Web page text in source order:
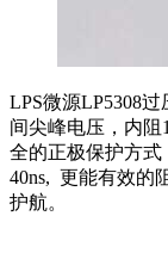
LPS微源LP5308
间尖峰电压，内
全的正极保护方
40ns, 更能有效的
护航。